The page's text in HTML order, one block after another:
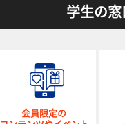
学生の窓
会員限定の